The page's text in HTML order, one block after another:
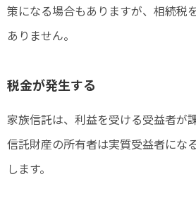
策になる場合もありますが、相続税
ありません。
税金が発生する
家族信託は、利益を受ける受益者が
信託財産の所有者は実質受益者にな
します。